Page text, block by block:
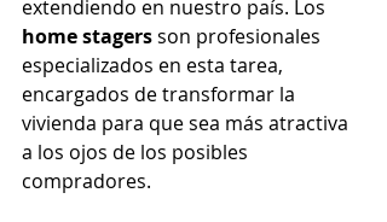
extendiendo en nuestro país. Los
home stagers son profesionales
especializados en esta tarea,
encargados de transformar la
vivienda para que sea más atractiva
a los ojos de los posibles
compradores.